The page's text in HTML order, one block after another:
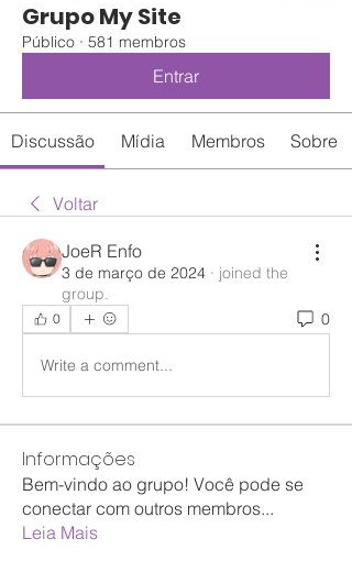
Grupo My Site
Público · 581 membros
Entrar
Discussão Mídia Membros Sobre
Voltar
JoeR Enfo
3 de março de 2024 · joined the
group.
0 0
Write a comment...
Informações
Bem-vindo ao grupo! Você pode se
conectar com outros membros...
Leia Mais